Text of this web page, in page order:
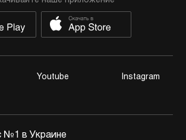
Youtube Instagram
№1 в Украине